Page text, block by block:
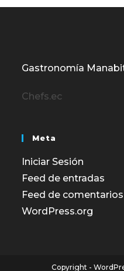
Gastronomía
Chefs.ec
Meta
Iniciar Sesión
Feed de entradas
Feed de comentarios
WordPress.org
Copyright -